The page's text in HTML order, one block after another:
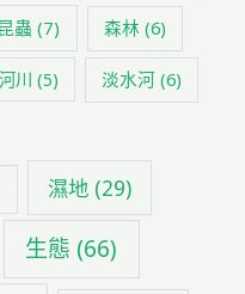
昆蟲 (7) 森林 (6)
河川 (5) 淡水河 (6)
濕地(29)
生態 (66)